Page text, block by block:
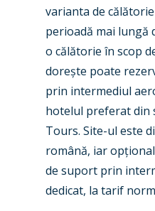
varianta de
perioadă mai lungă
o călătorie în scop
dorește poate
prin intermediul
hotelul preferat din
Tours. Site-ul este
română, iar
de suport prin
dedicat, la tarif